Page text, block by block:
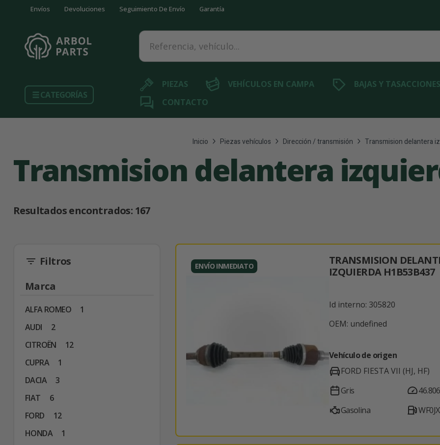
Envíos Devoluciones Seguimiento De Envío Garantía
Referencia, vehículo...
CATEGORÍAS
PIEZAS VEHÍCULOS EN CAMPA BAJAS Y TASACCIONES
CONTACTO
Inicio Piezas vehículos Dirección / transmisión Transmision delantera
Transmision delantera
Resultados encontrados: 167
filter_list Filtros
Marca
ALFA ROMEO
1
AUDI
2
CITROËN
12
CUPRA
1
DACIA
3
FIAT
6
FORD
12
HONDA
1
ENVÍO INMEDIATO
TRANSMISION
IZQUIERDA H1B53B437
Id interno: 305820
OEM: undefined
Vehículo de origen
FORD FIESTA VII (HJ, HF)
Gris
Gasolina
46.806